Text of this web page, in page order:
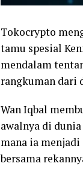
Tokocrypto
tamu spesial
mendalam
rangkuman dari
Wan Iqbal
awalnya di
mana ia menjadi
bersama